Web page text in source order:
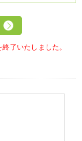
了いたしました。